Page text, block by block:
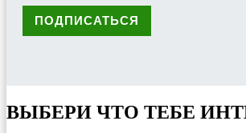
ВЫБЕРИ ЧТО ТЕБЕ